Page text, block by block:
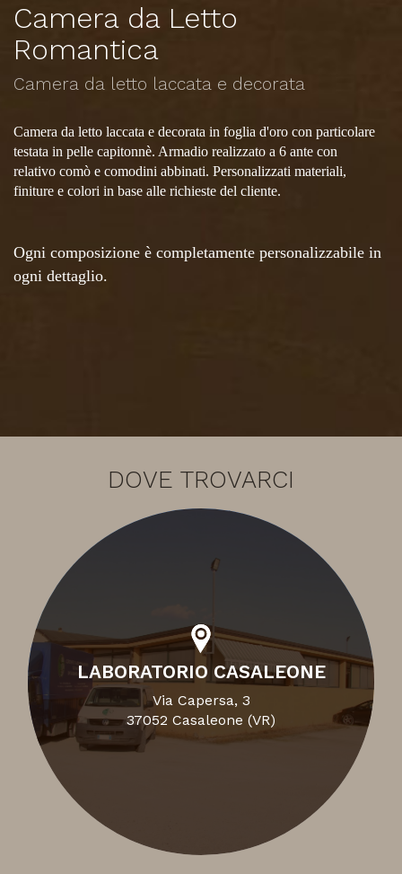
Camera da Letto
Romantica
Camera da letto laccata e decorata
Camera da letto laccata e decorata in foglia d'oro con particolare
testata in pelle capitonnè. Armadio realizzato a 6 ante con
relativo comò e comodini abbinati. Personalizzati materiali,
finiture e colori in base alle richieste del cliente.
Ogni composizione è completamente personalizzabile in
ogni dettaglio.
DOVE TROVARCI
LABORATORIO CASALEONE
Via Capersa, 3
37052 Casaleone (VR)